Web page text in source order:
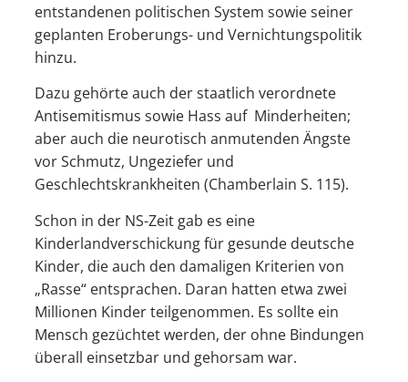
entstandenen politischen System sowie seiner
geplanten Eroberungs- und Vernichtungspolitik
hinzu.
Dazu gehörte auch der staatlich verordnete
Antisemitismus sowie Hass auf Minderheiten;
aber auch die neurotisch anmutenden Ängste
vor Schmutz, Ungeziefer und
Geschlechtskrankheiten (Chamberlain S. 115).
Schon in der NS-Zeit gab es eine
Kinderlandverschickung für gesunde deutsche
Kinder, die auch den damaligen Kriterien von
„Rasse“ entsprachen. Daran hatten etwa zwei
Millionen Kinder teilgenommen. Es sollte ein
Mensch gezüchtet werden, der ohne Bindungen
überall einsetzbar und gehorsam war.